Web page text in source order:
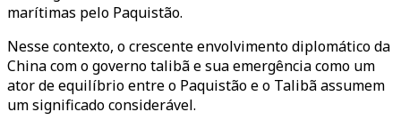
marítimas pelo Paquistão.
Nesse contexto, o crescente envolvimento diplomático da
China com o governo talibã e sua emergência como um
ator de equilíbrio entre o Paquistão e o Talibã assumem
um significado considerável.